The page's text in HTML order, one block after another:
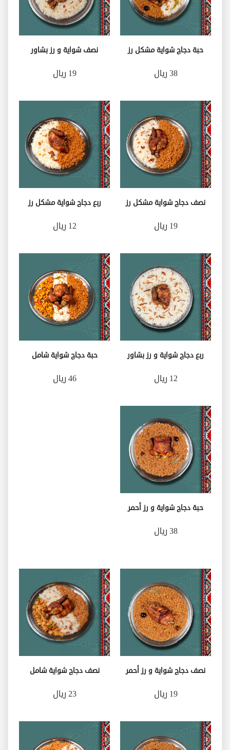
حبة دجاج شواية مشكل رز
38 ريال
نصف شواية و رز بشاور
19 ريال
نصف دجاج شواية مشكل رز
19 ريال
ربع دجاج شواية مشكل رز
12 ريال
ربع دجاج شواية و رز بشاور
12 ريال
حبة دجاج شواية شامل
46 ريال
حبة دجاج شواية و رز أحمر
38 ريال
نصف دجاج شواية و رز أحمر
19 ريال
نصف دجاج شواية شامل
23 ريال